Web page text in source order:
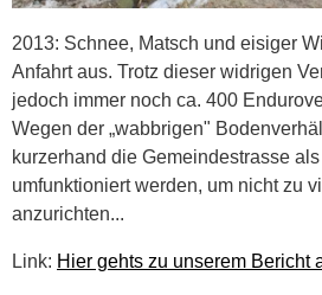
2013: Schnee, Matsch und eisiger
Anfahrt aus. Trotz dieser widrigen
jedoch immer noch ca. 400
Wegen der „wabbrigen"
kurzerhand die Gemeindestrasse
umfunktioniert werden, um nicht zu
anzurichten...
Link: Hier gehts zu unserem Bericht